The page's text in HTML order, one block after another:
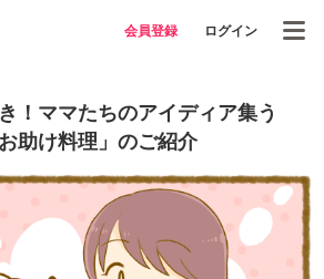
会員登録 ログイン
！ママたちのアイディア集う
助け料理」のご紹介